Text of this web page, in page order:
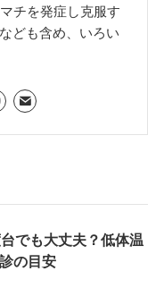
チを発症し克服す
ども含め、いろい
でも大丈夫？低体温
の目安